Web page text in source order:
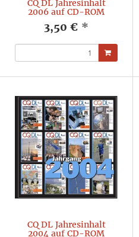
CQ DL Jahresinhalt
2006 auf CD-ROM
3,50 € *
CQ DL Jahresinhalt
2004 auf CD-ROM